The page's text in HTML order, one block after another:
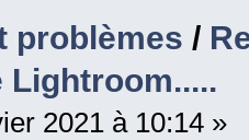
problèmes /
Lightroom.....
2021 à 10:14 »